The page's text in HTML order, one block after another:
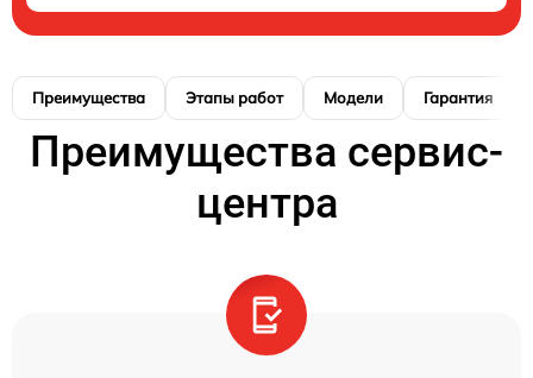
Преимущества Этапы работ Модели Гарантия
Преимущества сервис-
центра